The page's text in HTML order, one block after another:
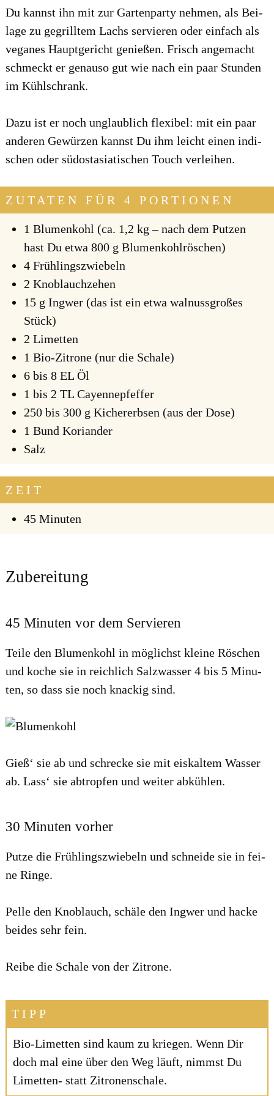
Du kannst ihn mit zur Gar­ten­par­ty neh­men, als Bei­
la­ge zu gegrill­tem Lachs ser­vie­ren oder ein­fach als
vega­nes Haupt­ge­richt genie­ßen. Frisch ange­macht
schmeckt er genau­so gut wie nach ein paar Stun­den
im Kühl­schrank.
Dazu ist er noch unglaub­lich fle­xi­bel: mit ein paar
ande­ren Gewür­zen kannst Du ihm leicht einen indi­
schen oder süd­ost­asia­ti­schen Touch ver­lei­hen.
ZUTATEN FÜR 4 PORTIONEN
1 Blu­men­kohl (ca. 1,2 kg – nach dem Put­zen
hast Du etwa 800 g Blu­men­kohl­rös­chen)
4 Früh­lings­zwie­beln
2 Knob­lauch­ze­hen
15 g Ing­wer (das ist ein etwa wal­nuss­gro­ßes
Stück)
2 Limet­ten
1 Bio-Zitro­ne (nur die Scha­le)
6 bis 8 EL Öl
1 bis 2 TL Cayenne­pfef­fer
250 bis 300 g Kicher­erb­sen (aus der Dose)
1 Bund Kori­an­der
Salz
ZEIT
45 Minu­ten
Zubereitung
45 Minuten vor dem Servieren
Tei­le den Blu­men­kohl in mög­lichst klei­ne Rös­chen
und koche sie in reich­lich Salz­was­ser 4 bis 5 Minu­
ten, so dass sie noch kna­ckig sind.
Gieß‘ sie ab und schre­cke sie mit eis­kal­tem Was­ser
ab. Lass‘ sie abtrop­fen und wei­ter abküh­len.
30 Minuten vorher
Put­ze die Früh­lings­zwie­beln und schnei­de sie in fei­
ne Rin­ge.
Pel­le den Knob­lauch, schä­le den Ing­wer und hacke
bei­des sehr fein.
Rei­be die Scha­le von der Zitro­ne.
TIPP
Bio-Limet­ten sind kaum zu krie­gen. Wenn Dir
doch mal eine über den Weg läuft, nimmst Du
Limet­ten- statt Zitro­nen­scha­le.